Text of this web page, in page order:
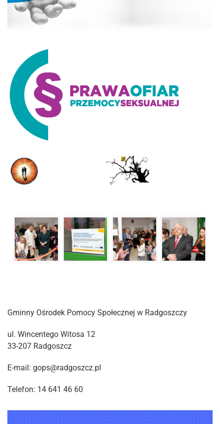
Gminny Ośrodek Pomocy Społecznej w Radgoszczy
ul. Wincentego Witosa 12
33-207 Radgoszcz
E-mail: gops@radgoszcz.pl
Telefon: 14 641 46 60